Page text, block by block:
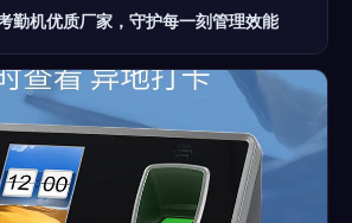
勤机优质厂家，守护每一刻管理效能